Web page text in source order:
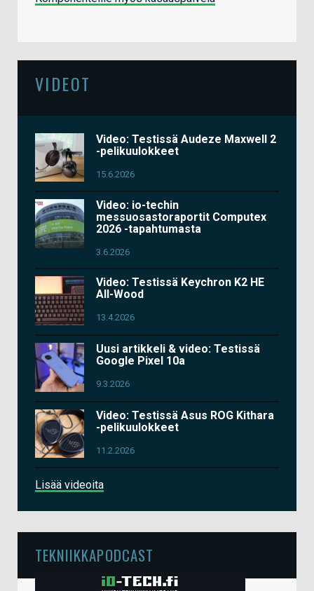
VIDEOT
Video: Testissä Audeze Maxwell 2
-pelikuulokkeet
15.6.2026
Video: io-techin
messuosastoraportit Computex
2026 -tapahtumasta
3.6.2026
Video: Testissä Keychron K2 HE
All-Wood
13.4.2026
Uusi artikkeli & video: Testissä
Google Pixel 10a
9.3.2026
Video: Testissä Asus ROG Kithara
-pelikuulokkeet
11.2.2026
Lisää videoita
TEKNIIKKAPODCAST